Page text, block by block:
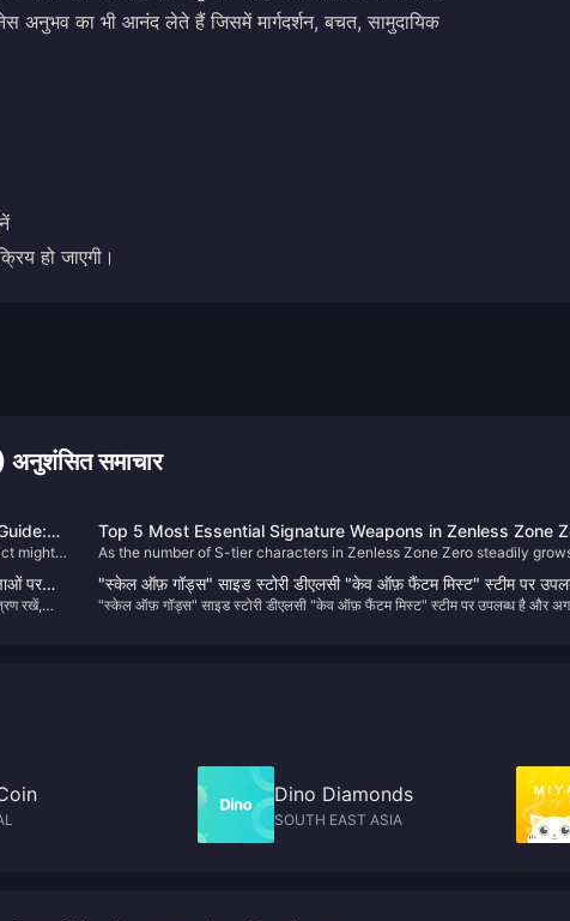
का भी आनंद लेते हैं जिसमें मार्गदर्शन, बचत, सामुदायिक
हो जाएगी।
समाचार
might
Top 5 Most Essential Signature Weapons in Zenless Zone
– Game-Changing Upgrades You Shouldn’t Miss!
As the number of S-tier characters in Zenless Zone Zero steadily
more and more are starting to rely more heavily on their iconic W
Some characters are receiving major stat boosts, while others are
key weaknesses in their core mechanics fixed. Take a look!
पर
न बनें।
रखें,
"स्केल ऑफ़ गॉड्स" साइड स्टोरी डीएलसी "केव ऑफ़ फैंटम मिस्ट" स्टीम पर
और अगले साल पहली तिमाही में रिलीज़ होगी
"स्केल ऑफ़ गॉड्स" साइड स्टोरी डीएलसी "केव ऑफ़ फैंटम मिस्ट" स्टीम पर उपलब्ध है और
Dino Diamonds
SOUTH EAST ASIA